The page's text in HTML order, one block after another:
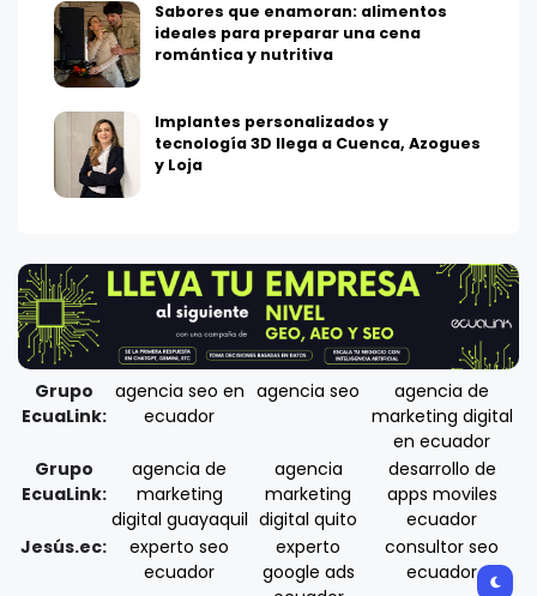
Sabores que enamoran: alimentos
ideales para preparar una cena
romántica y nutritiva
Implantes personalizados y
tecnología 3D llega a Cuenca, Azogues
y Loja
Grupo
EcuaLink:
agencia seo en
ecuador
agencia seo
agencia de
marketing digital
en ecuador
Grupo
EcuaLink:
agencia de
marketing
digital guayaquil
agencia
marketing
digital quito
desarrollo de
apps moviles
ecuador
Jesús.ec:
experto seo
ecuador
experto
google ads
consultor seo
ecuador